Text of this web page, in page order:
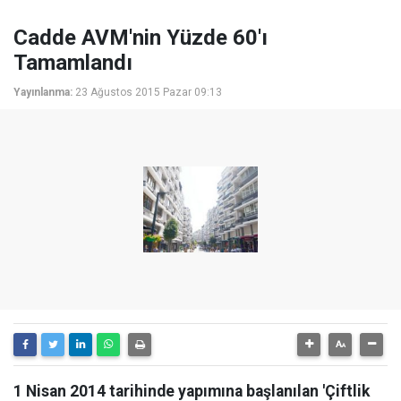
Cadde AVM'nin Yüzde 60'ı
Tamamlandı
Yayınlanma: 23 Ağustos 2015 Pazar 09:13
1 Nisan 2014 tarihinde yapımına başlanılan 'Çiftlik